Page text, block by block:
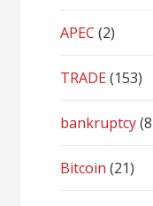
APEC (2)
TRADE(153)
bankruptcy
Bitcoin (21)